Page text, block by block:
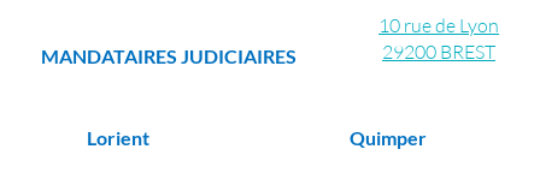
MANDATAIRES JUDICIAIRES
10 rue de Lyon
29200 BREST
Lorient Quimper